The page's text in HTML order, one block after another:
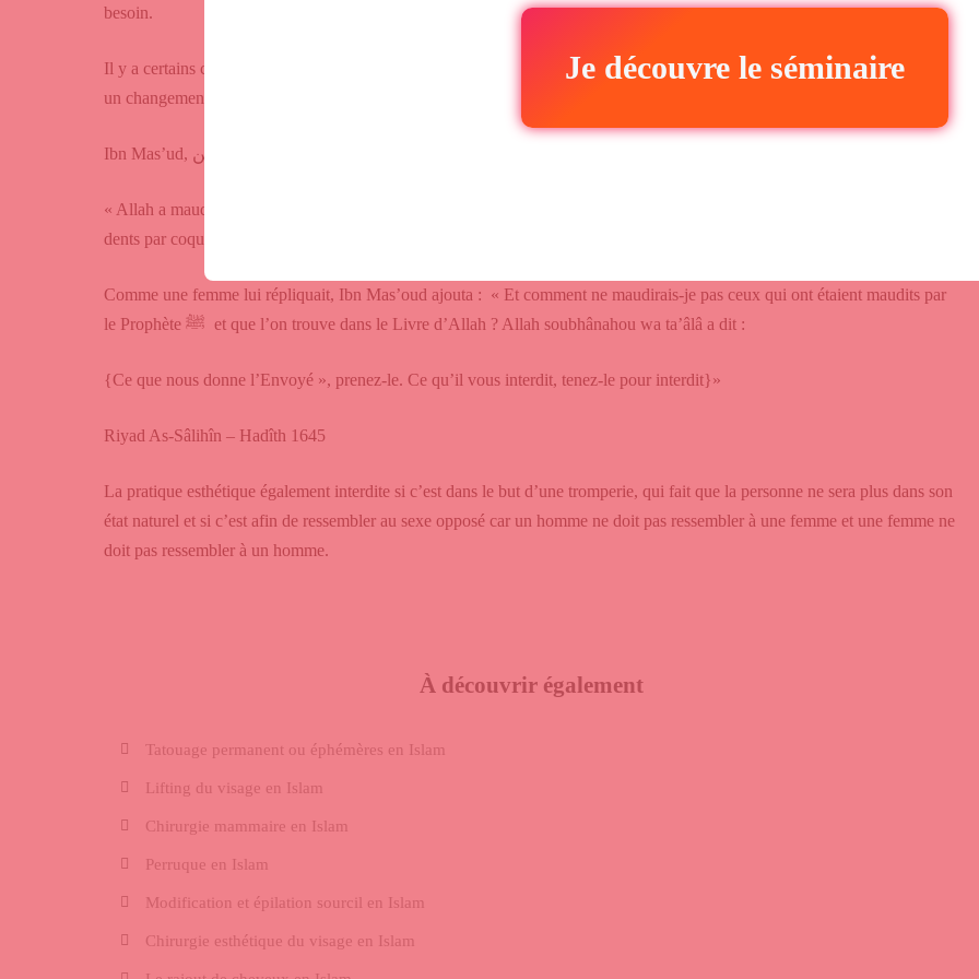
besoin.
Il y a certains cas où la chirurgie est interdite, en l’occurrence, si c’est uniquement dans le but de s’embellir et si c’est avec
un changement permanent.
« Allah a maudit celles qui tatouent ainsi que celles qui se font tatouer,
dents par coquetterie
Comme une femme lui répliquait, Ibn Mas’oud ajouta : « Et comment ne maudirais-je pas ceux qui ont étaient maudits par
le Prophète ﷺ et que l’on trouve dans le Livre d’Allah ? Allah soubhânahou wa ta’âlâ a dit :
{Ce que nous donne l’Envoyé », prenez-le. Ce qu’il vous interdit, tenez-le pour interdit}»
Riyad As-Sâlihîn – Hadîth 1645
La pratique esthétique également interdite si c’est dans le but d’une tromperie, qui fait que la personne ne sera plus dans son
état naturel et si c’est afin de ressembler au sexe opposé car un homme ne doit pas ressembler à une femme et une femme ne
doit pas ressembler à un homme.
À découvrir également
Tatouage permanent ou éphémères en Islam
Lifting du visage en Islam
Chirurgie mammaire en Islam
Perruque en Islam
Modification et épilation sourcil en Islam
Chirurgie esthétique du visage en Islam
Je découvre le séminaire